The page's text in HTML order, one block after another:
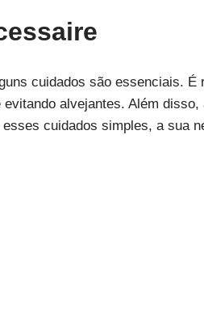
cuidados são essenciais. É
alvejantes. Além
cuidados simples, a sua